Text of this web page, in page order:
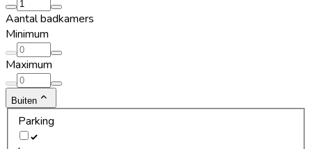
Aantal badkamers
Minimum
Maximum
Buiten
Parking